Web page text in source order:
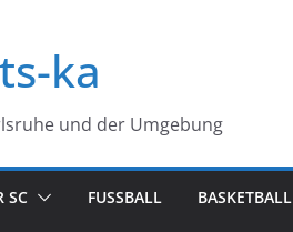
ka
und der Umgebung
SC FUSSBALL BASKETBALL